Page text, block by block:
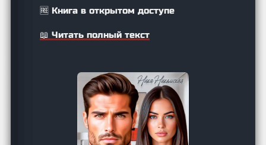
🆓 Книга в открытом доступе
📖 Читать полный текст